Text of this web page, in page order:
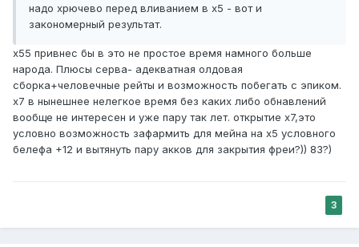
надо хрючево перед вливанием в х5 - вот и
закономерный результат.
х55 привнес бы в это не простое время намного больше
народа. Плюсы серва- адекватная олдовая
сборка+человечные рейты и возможность побегать с эпиком.
х7 в нынешнее нелегкое время без каких либо обнавлений
вообще не интересен и уже пару так лет. открытие х7,это
условно возможность зафармить для мейна на х5 условного
белефа +12 и вытянуть пару акков для закрытия фреи?)) 83?)
3